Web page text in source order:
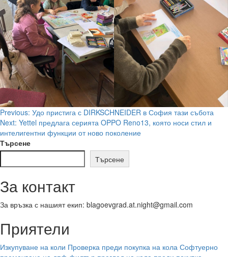
Post
navigation
Previous: Удо пристига с DIRKSCHNEIDER в София тази събота
Next: Yettel предлага серията OPPO Reno13, която носи стил и
интелигентни функции от ново поколение
Търсене
Търсене
За контакт
За връзка с нашият екип: blagoevgrad.at.night@gmail.com
Приятели
Изкупуване на коли Проверка преди покупка на кола Софтуерно